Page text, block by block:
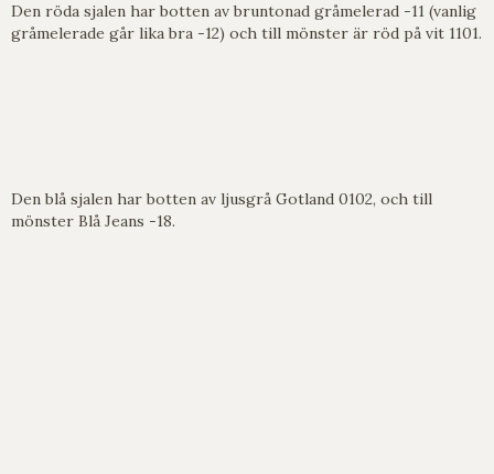
Den röda sjalen har botten av bruntonad gråmelerad -11 (vanlig
gråmelerade går lika bra -12) och till mönster är röd på vit 1101.
Den blå sjalen har botten av ljusgrå Gotland 0102, och till
mönster Blå Jeans -18.